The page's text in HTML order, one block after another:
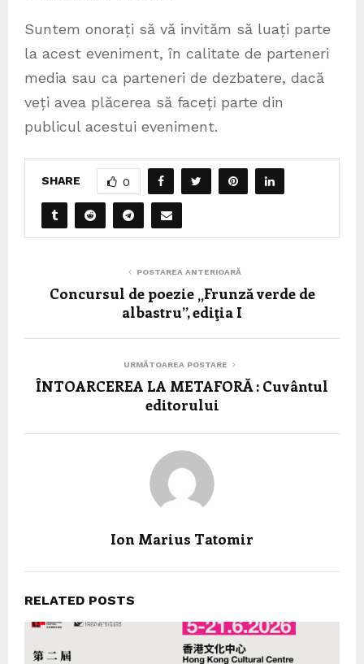
Suntem onorați să vă invităm să luați parte
la acest eveniment, în calitate de parteneri
media sau ca parteneri de dezbatere, dacă
veți avea plăcerea să faceți parte din
publicul acestui eveniment.
SHARE 0
POSTAREA ANTERIOARĂ
Concursul de poezie „Frunză verde de
albastru”, ediţia I
URMĂTOAREA POSTARE
ÎNTOARCEREA LA METAFORĂ : Cuvântul
editorului
Ion Marius Tatomir
RELATED POSTS